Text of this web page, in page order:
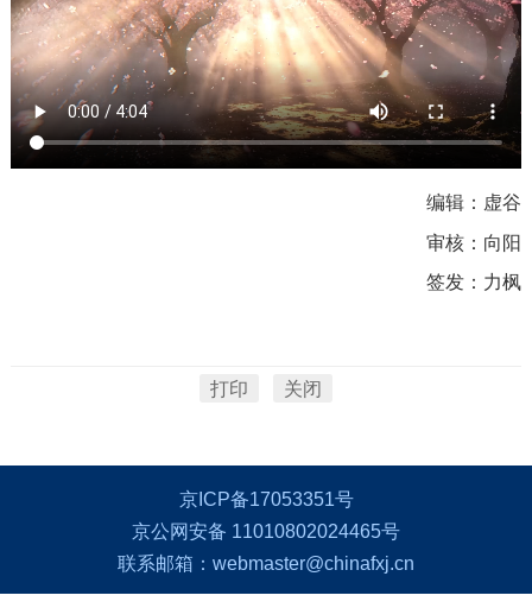
编辑：虚谷
审核：向阳
签发：力枫
打印 关闭
京ICP备17053351号
京公网安备 11010802024465号
联系邮箱：webmaster@chinafxj.cn